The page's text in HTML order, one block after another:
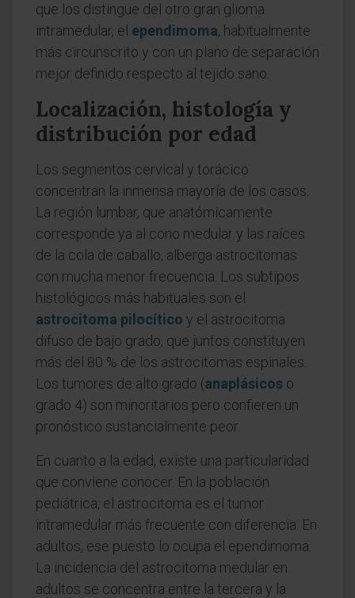
que los distingue del otro gran glioma
intramedular, el ependimoma, habitualmente
más circunscrito y con un plano de separación
mejor definido respecto al tejido sano.
Localización, histología y
distribución por edad
Los segmentos cervical y torácico
concentran la inmensa mayoría de los casos.
La región lumbar, que anatómicamente
corresponde ya al cono medular y las raíces
de la cola de caballo, alberga astrocitomas
con mucha menor frecuencia. Los subtipos
histológicos más habituales son el
astrocitoma pilocítico y el astrocitoma
difuso de bajo grado, que juntos constituyen
más del 80 % de los astrocitomas espinales.
Los tumores de alto grado (anaplásicos o
grado 4) son minoritarios pero confieren un
pronóstico sustancialmente peor.
En cuanto a la edad, existe una particularidad
que conviene conocer. En la población
pediátrica, el astrocitoma es el tumor
intramedular más frecuente con diferencia. En
adultos, ese puesto lo ocupa el ependimoma.
La incidencia del astrocitoma medular en
adultos se concentra entre la tercera y la